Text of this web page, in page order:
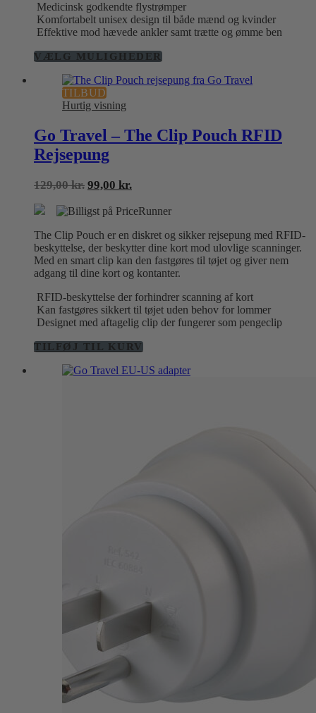
Medicinsk godkendte flystrømper
Komfortabelt unisex design til både mænd og kvinder
Effektive mod hævede ankler samt trætte og ømme ben
VÆLG MULIGHEDERDette
har
kan
vælges
TILBUD
Hurtig visning
Go Travel – The Clip Pouch RFID
Rejsepung
129,00kr. Den
pris
129,00 kr..
99,00 kr.Den
pris
99,00 kr..
The Clip Pouch er en diskret og sikker rejsepung med RFID-
beskyttelse, der beskytter dine kort mod ulovlige scanninger.
Med en smart clip kan den fastgøres til tøjet og giver nem
adgang til dine kort og kontanter.
RFID-beskyttelse der forhindrer scanning af kort
Kan fastgøres sikkert til tøjet uden behov for lommer
Designet med aftagelig clip der fungerer som pengeclip
TILFØJ TIL KURV